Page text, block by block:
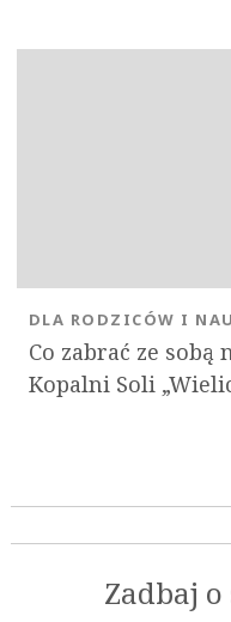
Co zabrać ze sobą
Kopalni Soli
DLA RODZICÓW I
Zadbaj